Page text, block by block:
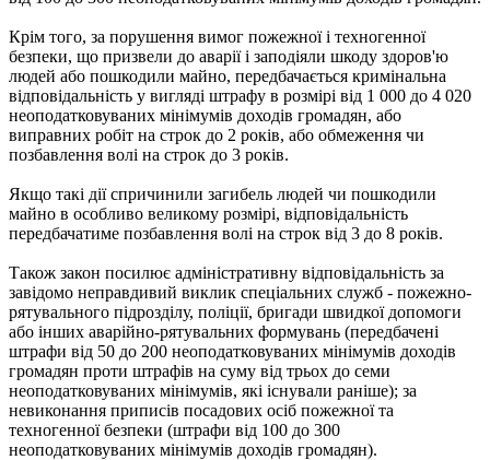
Крім того, за порушення вимог пожежної і техногенної
безпеки, що призвели до аварії і заподіяли шкоду здоров'ю
людей або пошкодили майно, передбачається кримінальна
відповідальність у вигляді штрафу в розмірі від 1 000 до 4 020
неоподатковуваних мінімумів доходів громадян, або
виправних робіт на строк до 2 років, або обмеження чи
позбавлення волі на строк до 3 років.
Якщо такі дії спричинили загибель людей чи пошкодили
майно в особливо великому розмірі, відповідальність
передбачатиме позбавлення волі на строк від 3 до 8 років.
Також закон посилює адміністративну відповідальність за
завідомо неправдивий виклик спеціальних служб - пожежно-
рятувального підрозділу, поліції, бригади швидкої допомоги
або інших аварійно-рятувальних формувань (передбачені
штрафи від 50 до 200 неоподатковуваних мінімумів доходів
громадян проти штрафів на суму від трьох до семи
неоподатковуваних мінімумів, які існували раніше); за
невиконання приписів посадових осіб пожежної та
техногенної безпеки (штрафи від 100 до 300
неоподатковуваних мінімумів доходів громадян).